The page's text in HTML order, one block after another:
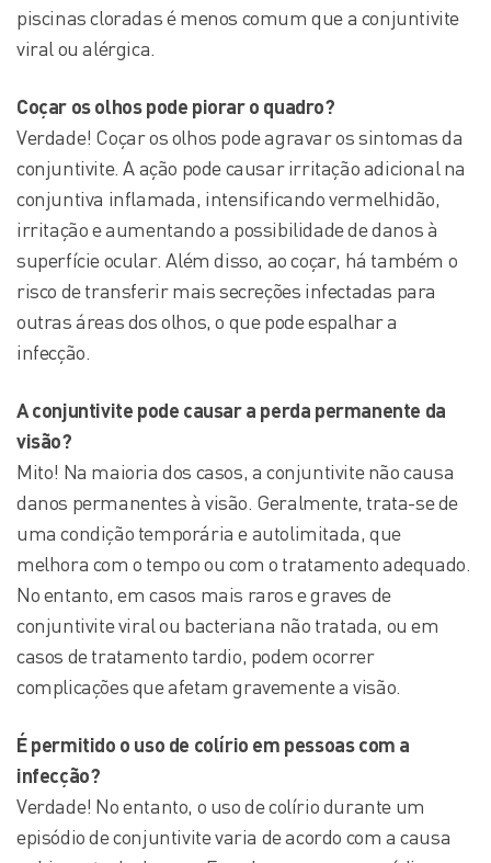
piscinas cloradas é menos comum que a conjuntivite
viral ou alérgica.
Coçar os olhos pode pioraro quadro?
Verdade! Coçar os olhos pode agravar os sintomas da
conjuntivite. A ação pode causar irritação adicional na
conjuntiva inflamada, intensificando vermelhidão,
irritação e aumentando a possibilidade de danos à
superfície ocular. Além disso, ao coçar, há também o
risco de transferir mais secreções infectadas para
outras áreas dos olhos, o que pode espalhar a
infecção.
A conjuntivite pode causar a perda permanente da
visão?
Mito! Na maioria dos casos, a conjuntivite não causa
danos permanentes à visão. Geralmente, trata-se de
uma condição temporária e autolimitada, que
melhora com o tempo ou com o tratamento adequado.
No entanto, em casos mais raros e graves de
conjuntivite viral ou bacteriana não tratada, ou em
casos de tratamento tardio, podem ocorrer
complicações que afetam gravemente a visão.
É permitido o uso de colírio em pessoas com a
infecção?
Verdade! No entanto, o uso de colírio durante um
episódio de conjuntivite varia de acordo com a causa